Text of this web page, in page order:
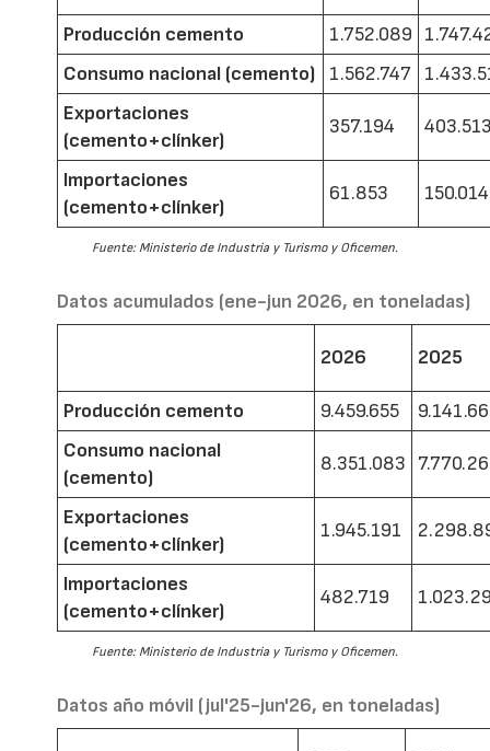
Producción cemento 1.752.089
Consumo nacional (cemento)
1.562.747
Exportaciones
(cemento+clínker)
357.194
Importaciones
(cemento+clínker)
61.853 150.014
Fuente: Ministerio de Industria y Turismo y Oficemen.
Datos acumulados (ene-jun 2026, en toneladas)
2026 2025
Producción cemento 9.459.655
Consumo nacional
(cemento)
8.351.083
Exportaciones
(cemento+clínker)
1.945.191
Importaciones
(cemento+clínker)
482.719
Fuente: Ministerio de Industria y Turismo y Oficemen.
Datos año móvil (jul'25-jun'26, en toneladas)